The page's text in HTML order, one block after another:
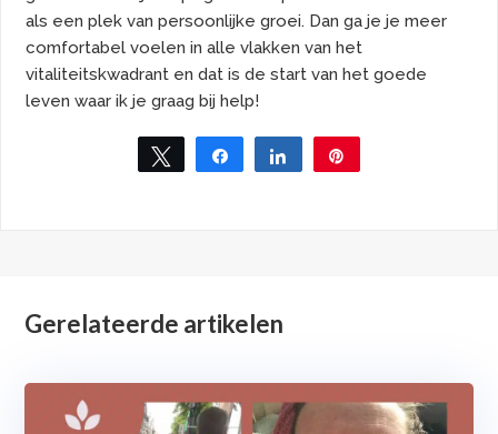
als een plek van persoonlijke groei. Dan ga je je meer
comfortabel voelen in alle vlakken van het
vitaliteitskwadrant en dat is de start van het goede
leven waar ik je graag bij help!
Tweet Share Share
Gerelateerde artikelen